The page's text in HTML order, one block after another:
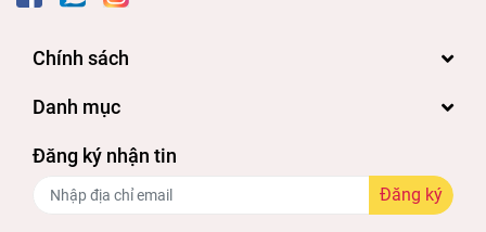
Chính sách
Danh mục
Đăng ký nhận tin
Đăng ký